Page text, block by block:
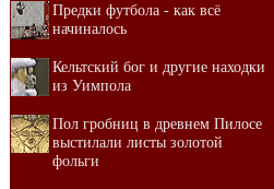
Предки футбола - как всё
начиналось
Кельтский бог и другие находки
из Уимпола
Пол гробниц в древнем Пилосе
выстилали листы золотой
фольги